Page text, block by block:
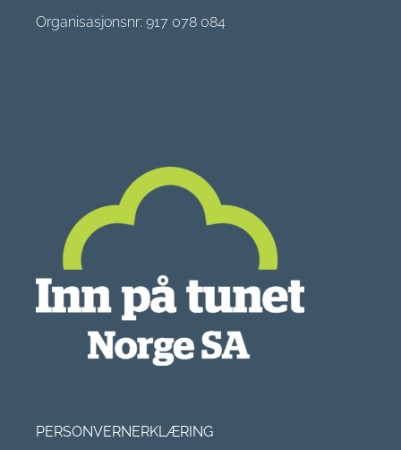
Organisasjonsnr: 917 078 084
PERSONVERNERKLÆRING